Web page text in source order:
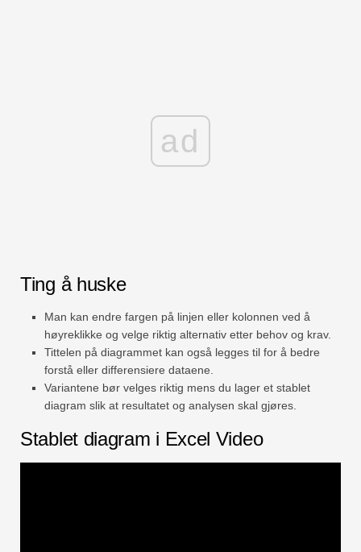
ad
Ting å huske
Man kan endre fargen på linjen eller kolonnen ved å
høyreklikke og velge riktig alternativ etter behov og krav.
Tittelen på diagrammet kan også legges til for å bedre
forstå eller differensiere dataene.
Variantene bør velges riktig mens du lager et stablet
diagram slik at resultatet og analysen skal gjøres.
Stablet diagram i Excel Video